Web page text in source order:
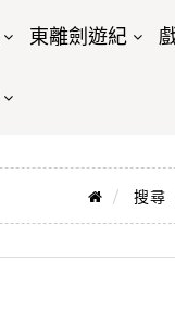
東離劍遊紀
搜尋